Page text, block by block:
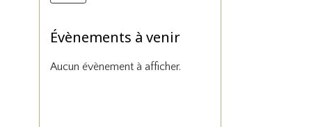
Évènements à venir
Aucun évènement à afficher.